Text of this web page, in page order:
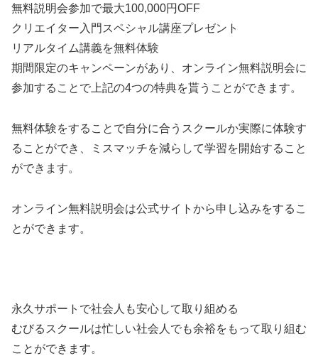
無料説明会参加で最大100,000円OFF
クリエイター入門スペシャル講座プレゼント
リアルタイム講義を無料体験
期間限定のキャンペーンがあり、オンライン無料説明会に
参加することで上記の4つの特典を貰うことができます。
無料体験をすることで自分に合うスクールか実際に体験す
ることができ、ミスマッチを減らして学習を開始すること
ができます。
オンライン無料説明会は公式サイトから申し込みをするこ
とができます。
永久サポートで社会人も安心して取り組める
むびるスクールは忙しい社会人でも余裕をもって取り組む
ことができます。